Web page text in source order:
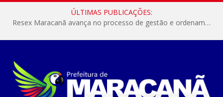
ÚLTIMAS PUBLICAÇÕES:
Resex Maracanã avança no processo de gestão e ordenamento do turismo em nossas áreas protegidas.